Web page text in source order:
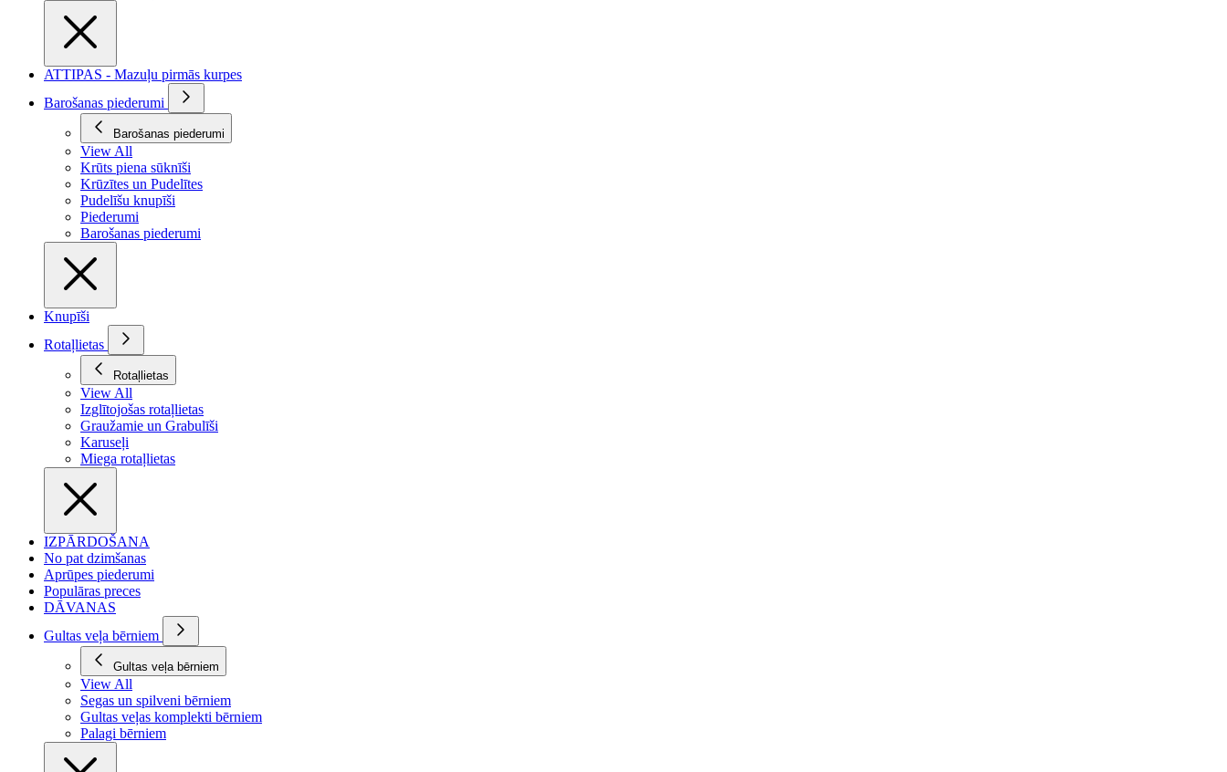
ATTIPAS - Mazuļu pirmās kurpes
Barošanas piederumi
Barošanas piederumi
View All
Krūts piena sūknīši
Krūzītes un Pudelītes
Pudelīšu knupīši
Piederumi
Barošanas piederumi
Knupīši
Rotaļlietas
Rotaļlietas
View All
Izglītojošas rotaļlietas
Graužamie un Grabulīši
Karuseļi
Miega rotaļlietas
IZPĀRDOŠANA
No pat dzimšanas
Aprūpes piederumi
Populāras preces
DĀVANAS
Gultas veļa bērniem
Gultas veļa bērniem
View All
Segas un spilveni bērniem
Gultas veļas komplekti bērniem
Palagi bērniem